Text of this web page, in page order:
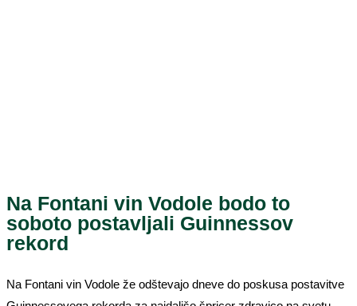
Na Fontani vin Vodole bodo to
soboto postavljali Guinnessov
rekord
Na Fontani vin Vodole že odštevajo dneve do poskusa postavitve